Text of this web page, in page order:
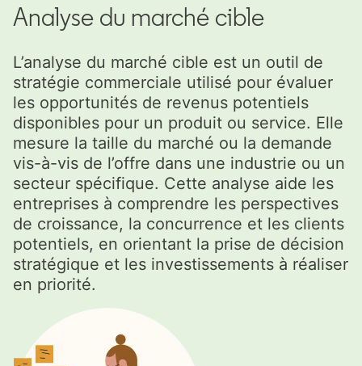
Analyse du marché cible
L’analyse du marché cible est un outil de
stratégie commerciale utilisé pour évaluer
les opportunités de revenus potentiels
disponibles pour un produit ou service. Elle
mesure la taille du marché ou la demande
vis-à-vis de l’offre dans une industrie ou un
secteur spécifique. Cette analyse aide les
entreprises à comprendre les perspectives
de croissance, la concurrence et les clients
potentiels, en orientant la prise de décision
stratégique et les investissements à réaliser
en priorité.